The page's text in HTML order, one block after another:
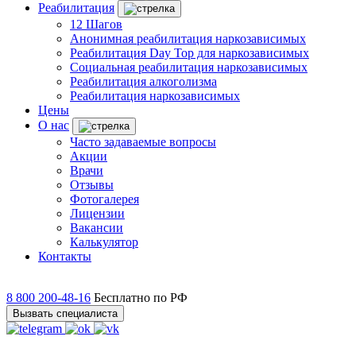
Реабилитация
12 Шагов
Анонимная реабилитация наркозависимых
Реабилитация Day Top для наркозависимых
Социальная реабилитация наркозависимых
Реабилитация алкоголизма
Реабилитация наркозависимых
Цены
О нас
Часто задаваемые вопросы
Акции
Врачи
Отзывы
Фотогалерея
Лицензии
Вакансии
Калькулятор
Контакты
8 800 200-48-16 Бесплатно по РФ
Вызвать специалиста